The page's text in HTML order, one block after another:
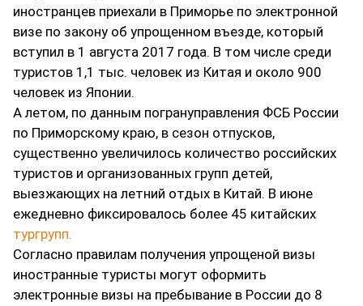
иностранцев приехали в Приморье по электронной
визе по закону об упрощенном въезде, который
вступил в 1 августа 2017 года. В том числе среди
туристов 1,1 тыс. человек из Китая и около 900
человек из Японии.
А летом, по данным погрануправления ФСБ России
по Приморскому краю, в сезон отпусков,
существенно увеличилось количество российских
туристов и организованных групп детей,
выезжающих на летний отдых в Китай. В июне
ежедневно фиксировалось более 45 китайских
тургрупп.
Согласно правилам получения упрощеной визы
иностранные туристы могут оформить
электронные визы на пребывание в России до 8